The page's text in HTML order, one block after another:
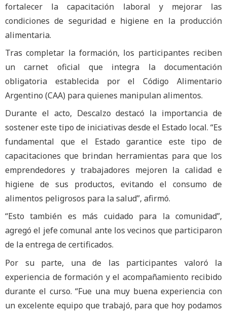
fortalecer la capacitación laboral y mejorar las
condiciones de seguridad e higiene en la producción
alimentaria.
Tras completar la formación, los participantes reciben
un carnet oficial que integra la documentación
obligatoria establecida por el Código Alimentario
Argentino (CAA) para quienes manipulan alimentos.
Durante el acto, Descalzo destacó la importancia de
sostener este tipo de iniciativas desde el Estado local. “Es
fundamental que el Estado garantice este tipo de
capacitaciones que brindan herramientas para que los
emprendedores y trabajadores mejoren la calidad e
higiene de sus productos, evitando el consumo de
alimentos peligrosos para la salud”, afirmó.
“Esto también es más cuidado para la comunidad”,
agregó el jefe comunal ante los vecinos que participaron
de la entrega de certificados.
Por su parte, una de las participantes valoró la
experiencia de formación y el acompañamiento recibido
durante el curso. “Fue una muy buena experiencia con
un excelente equipo que trabajó, para que hoy podamos